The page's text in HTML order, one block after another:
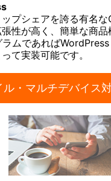
プシェアを誇る有名な
性が高く、簡単な商
ムであれば
て実装可能です。
ル・マルチデバイス